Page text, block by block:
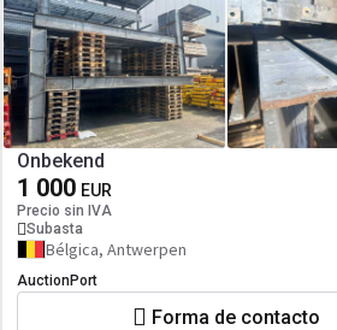
Onbekend
1 000 EUR
Precio sin IVA
Subasta
Bélgica, Antwerpen
AuctionPort
Forma de contacto